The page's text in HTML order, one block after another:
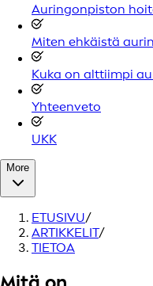
Auringonpiston
Miten ehkäistä
Kuka on alttiimpi
Yhteenveto
UKK
More
ETUSIVU/
ARTIKKELIT/
TIETOA